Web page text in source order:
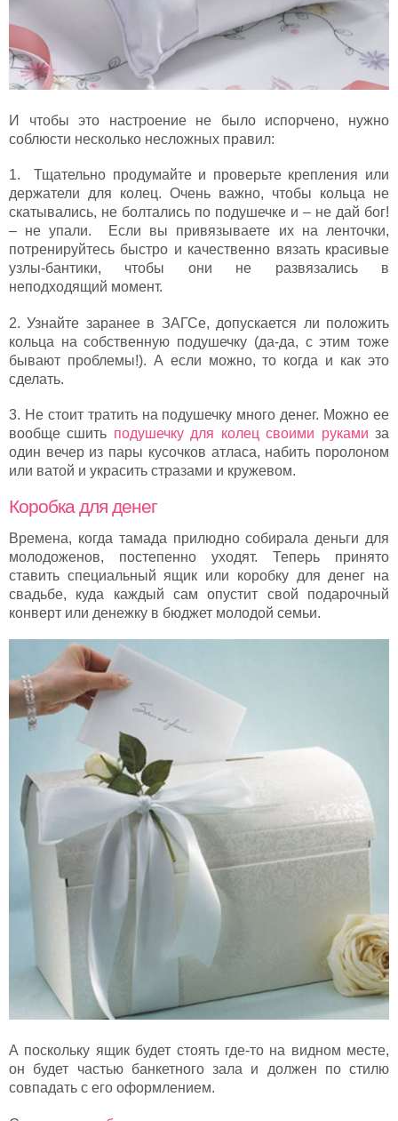
И чтобы это настроение не было испорчено, нужно
соблюсти несколько несложных правил:
1. Тщательно продумайте и проверьте крепления или
держатели для колец. Очень важно, чтобы кольца не
скатывались, не болтались по подушечке и – не дай бог!
– не упали. Если вы привязываете их на ленточки,
потренируйтесь быстро и качественно вязать красивые
узлы-бантики, чтобы они не развязались в
неподходящий момент.
2. Узнайте заранее в ЗАГСе, допускается ли положить
кольца на собственную подушечку (да-да, с этим тоже
бывают проблемы!). А если можно, то когда и как это
сделать.
3. Не стоит тратить на подушечку много денег. Можно ее
вообще сшить подушечку для колец своими рукамиза
один вечер из пары кусочков атласа, набить поролоном
или ватой и украсить стразами и кружевом.
Коробка для денег
Времена, когда тамада прилюдно собирала деньги для
молодоженов, постепенно уходят. Теперь принято
ставить специальный ящик или коробку для денег на
свадьбе, куда каждый сам опустит свой подарочный
конверт или денежку в бюджет молодой семьи.
А поскольку ящик будет стоять где-то на видном месте,
он будет частью банкетного зала и должен по стилю
совпадать с его оформлением.